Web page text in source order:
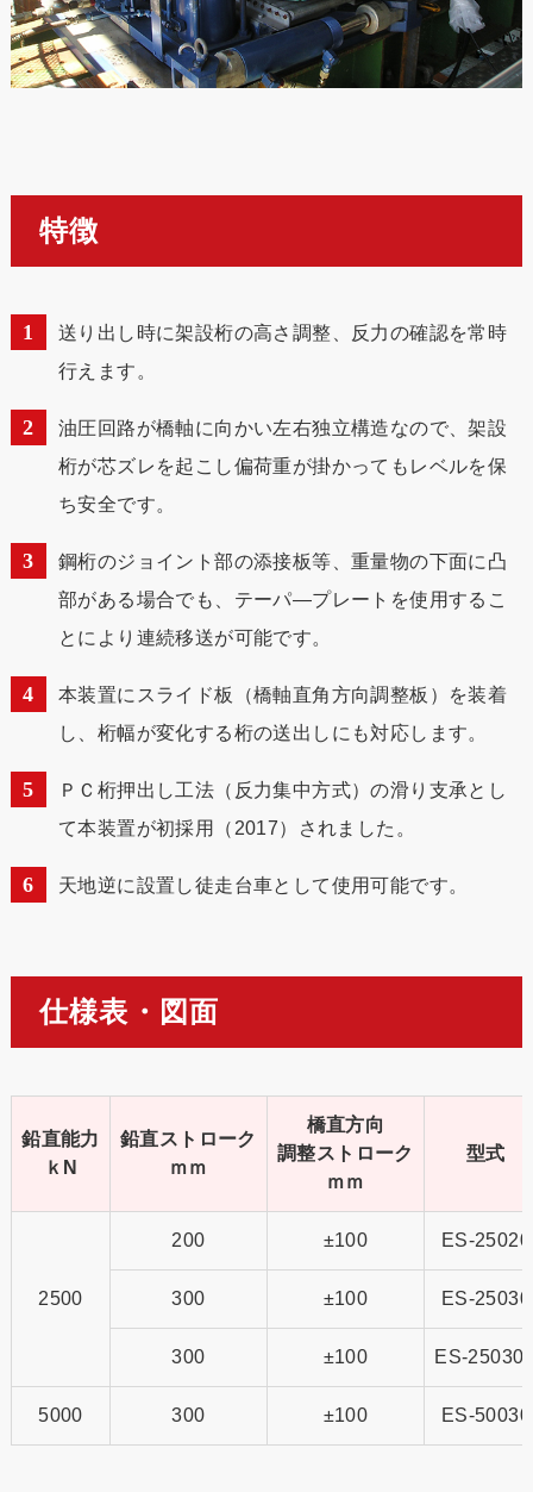
特徴
送り出し時に架設桁の高さ調整、反力の確認を常時
行えます。
油圧回路が橋軸に向かい左右独立構造なので、架設
桁が芯ズレを起こし偏荷重が掛かってもレベルを保
ち安全です。
鋼桁のジョイント部の添接板等、重量物の下面に凸
部がある場合でも、テーパ―プレートを使用するこ
とにより連続移送が可能です。
本装置にスライド板（橋軸直角方向調整板）を装着
し、桁幅が変化する桁の送出しにも対応します。
ＰＣ桁押出し工法（反力集中方式）の滑り支承とし
て本装置が初採用（2017）されました。
天地逆に設置し徒走台車として使用可能です。
仕様表・図面
鉛直能力
ｋN
鉛直ストローク
ｍｍ
橋直方向
調整ストローク
ｍｍ
型式
2500
200 ±100 ES-25020
300 ±100 ES-25030
300 ±100 ES-
5000 300 ±100 ES-50030